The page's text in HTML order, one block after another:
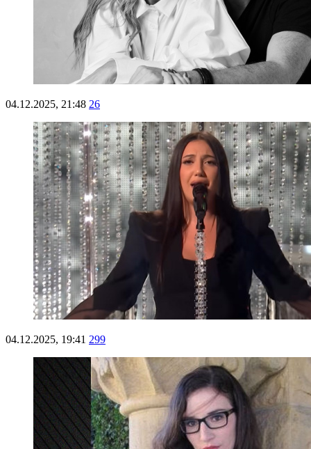
04.12.2025, 21:48 26
04.12.2025, 19:41 299